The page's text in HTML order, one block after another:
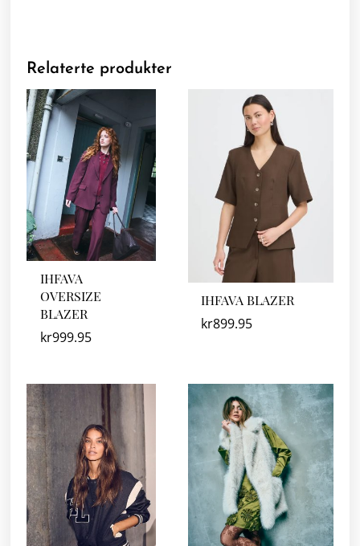
Relaterte produkter
IHFAVA
OVERSIZE
BLAZER
kr999.95
IHFAVA BLAZER
kr899.95